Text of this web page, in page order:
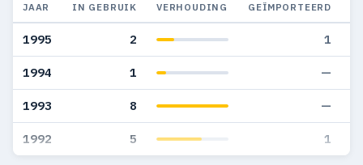
JAAR IN GEBRUIK VERHOUDING GEÏMPORTEERD
1995 2 1
1994 1 —
1993 8 —
1992 5 1